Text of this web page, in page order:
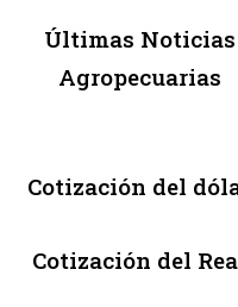
Últimas Noticias
Agropecuarias
Cotización del
Cotización del